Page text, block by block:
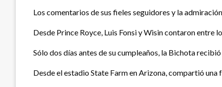
Los comentarios de sus fieles seguidores y la
Desde Prince Royce, Luis Fonsi y Wisin contaron entre
Sólo dos días antes de su cumpleaños, la Bichota
Desde el estadio State Farm en Arizona, compartió